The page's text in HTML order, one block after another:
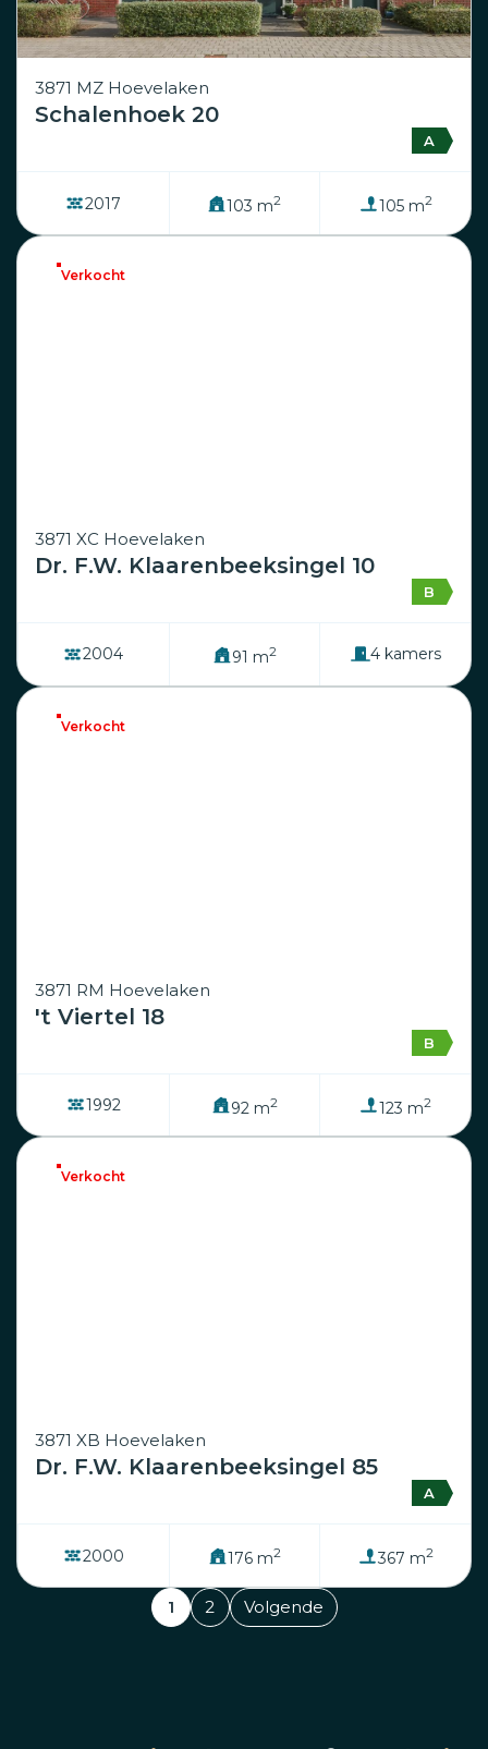
3871 MZ Hoevelaken
Schalenhoek 20
A
2017 103 m2 105 m2
3871 XC Hoevelaken
Dr. F.W. Klaarenbeeksingel 10
B
2004 91 m2 4 kamers
Verkocht
3871 RM Hoevelaken
't Viertel 18
B
1992 92 m2 123 m2
Verkocht
3871 XB Hoevelaken
Dr. F.W. Klaarenbeeksingel 85
A
2000 176 m2 367 m2
Verkocht
1 2 Volgende